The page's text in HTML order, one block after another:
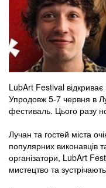
LubArt Festival відкриває
Упродовж 5-7 червня в
фестиваль. Цього разу
Лучан та гостей міста
популярних виконавців
організатори, LubArt
мистецтво та